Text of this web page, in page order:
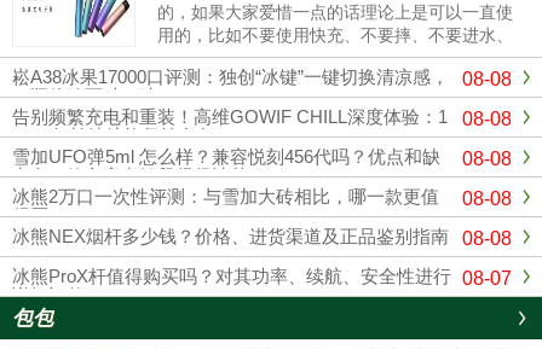
的，如果大家爱惜一点的话理论上是可以一直使
用的，比如不要使用快充、不要摔、不要进水、
定期清理冷凝液、这样可以使你的烟杆寿命更
长，使用的时间更久。与其它电子烟产品相比，
柚子电子烟设计灵活，充电方式更简单。只需插
入充电电源，确保电子烟...
08-08
崧A38冰果17000口评测：独创“冰键”一键切换清凉感，
一瓶体验两种口味！
08-08
告别频繁充电和重装！高维GOWIF CHILL深度体验：1
8000超长续航能坚持多久？
08-08
雪加UFO弹5ml 怎么样？兼容悦刻456代吗？优点和缺
点在一篇文章中解释得很清楚
08-08
冰熊2万口一次性评测：与雪加大砖相比，哪一款更值
得买？
08-08
冰熊NEX烟杆多少钱？价格、进货渠道及正品鉴别指南
08-07
冰熊ProX杆值得购买吗？对其功率、续航、安全性进行
详细评估
包包